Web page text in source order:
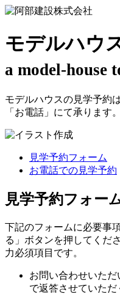
モデルハウ
a model-house
モデルハウスの見学予約
「お電話」にて承ります。
見学予約フォーム
お電話での見学予約
見学予約フォー
下記のフォームに必要事
る」ボタンを押してくだ
力必須項目です。
お問い合わせいた
で返答させていた